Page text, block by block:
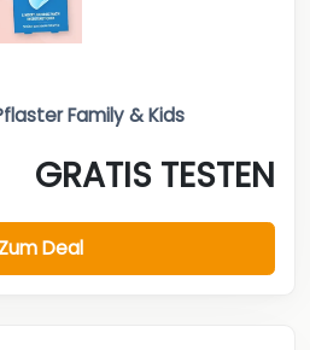
Family & Kids
GRATIS TESTEN
Zum Deal